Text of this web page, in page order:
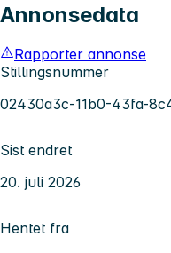
Annonsedata
Rapporter annonse
Stillingsnummer
02430a3c-11b0-43fa-
Sist endret
20. juli 2026
Hentet fra